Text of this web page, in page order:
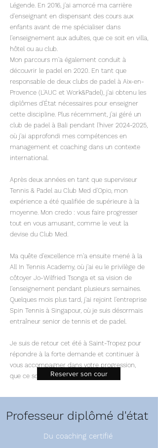
Légende. En 2016, j'ai amorcé ma carrière
d'enseignant en dispensant des cours aux
enfants avant de me spécialiser dans
l'enseignement aux adultes, que ce soit en villa,
hôtel ou au club.
Mon parcours m'a également conduit à
découvrir le padel en 2020. En tant que
responsable de deux clubs de padel à Aix-en-
Provence (L'AUC et Work&Padel), j'ai obtenu les
diplômes d'État nécessaires pour enseigner
cette discipline. Plus récemment, j'ai géré un
club de padel à Bali pendant l'hiver 2024-2025,
où j'ai approfondi mes compétences en
management et coaching dans un contexte
international.
Après deux années en tant que superviseur
Tennis & Padel au Club Med d'Opio, mon
expérience a été qualifiée de supérieure à la
moyenne. Mon credo : vous faire progresser
tout en vous amusant, comme le veut la
devise du Club Med.
Ma quête d'excellence m'a ensuite mené à la
All In Tennis Academy, où j'ai eu le privilège de
côtoyer Jo-Wilfried Tsonga et sa vision de
l'enseignement pendant plusieurs semaines.
Quelques mois plus tard, j'ai rejoint l'entreprise
Spin Tennis à Singapour, où je suis désormais
entraîneur senior de tennis et de padel.
Je suis de retour cet été à Saint-Tropez pour
répondre à la forte demande et continuer à
vous accompagner dans votre progression,
que ce soit en tennis ou en padel.
Reserver son cour
Professeur diplômé d'état
Du coaching certifié